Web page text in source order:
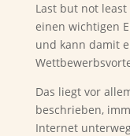
Last but not
einen wichtigen
und kann damit
Das liegt vor
beschrieben,
Internet